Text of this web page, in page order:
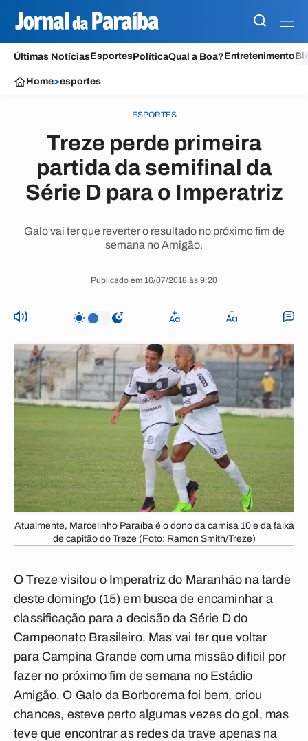
Últimas NotíciasEsportesPolíticaQual a Boa?Entretenimento
Home>esportes
ESPORTES
Treze perde primeira
partida da semifinal da
Série D para o Imperatriz
Galo vai ter que reverter o resultado no próximo fim de
semana no Amigão.
Publicado em 16/07/2018 às 9:20
Atualmente, Marcelinho Paraíba é o dono da camisa 10 e da faixa
de capitão do Treze (Foto: Ramon Smith/Treze)
O Treze visitou o Imperatriz do Maranhão na tarde
deste domingo (15) em busca de encaminhar a
classificação para a decisão da Série D do
Campeonato Brasileiro. Mas vai ter que voltar
para Campina Grande com uma missão difícil por
fazer no próximo fim de semana no Estádio
Amigão. O Galo da Borborema foi bem, criou
chances, esteve perto algumas vezes do gol, mas
teve que encontrar as redes da trave apenas na